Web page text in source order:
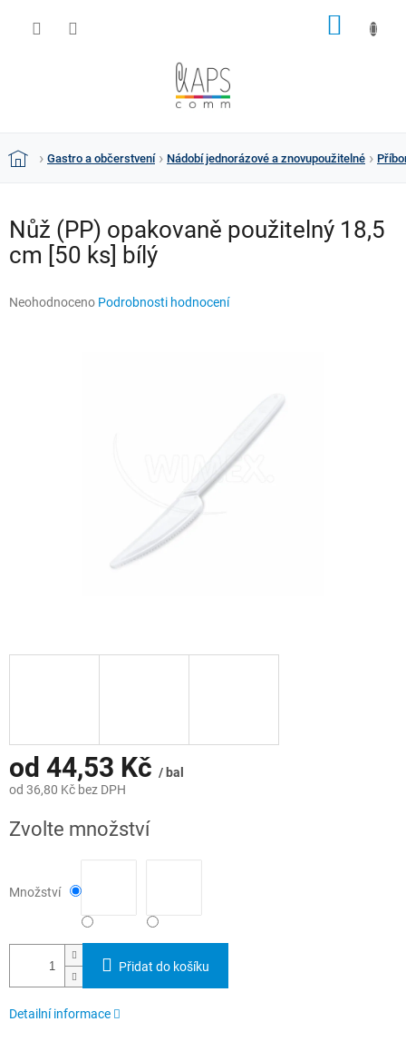
DomůGastro a občerstvení Nádobí jednorázové a znovupoužitelné
Nůž (PP) opakovaně použitelný 18,5
cm [50 ks] bílý
Průměrné
Neohodnoceno Podrobnosti hodnocení
od 44,53 Kč / bal
od 36,80 Kč bez DPH
cena:
Zvolte množství
Množství
Přidat do košíku
Detailní informace